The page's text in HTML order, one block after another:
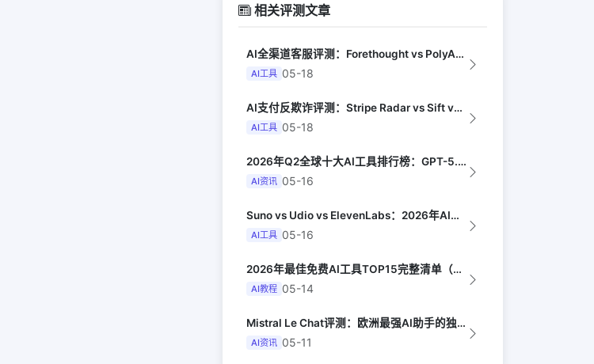
相关评测文章
AI全渠道客服评测：Forethought vs PolyAI vs Ada（G...
AI工具 05-18
AI支付反欺诈评测：Stripe Radar vs Sift vs Signif...
AI工具 05-18
2026年Q2全球十大AI工具排行榜：GPT-5.4领跑，Claude Opus...
AI资讯 05-16
Suno vs Udio vs ElevenLabs：2026年AI音乐生成器三...
AI工具 05-16
2026年最佳免费AI工具TOP15完整清单（MakeUseOf）
AI教程 05-14
Mistral Le Chat评测：欧洲最强AI助手的独特优势（Wired UK...
AI资讯 05-11